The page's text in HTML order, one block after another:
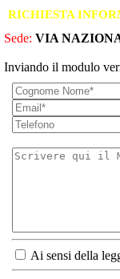
RICHIESTA
Sede: VIA
Inviando il modulo
Ai sensi della